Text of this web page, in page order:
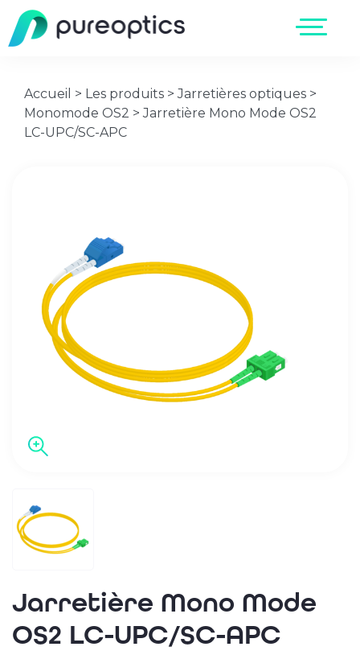
Accueil > Les produits >Jarretières optiques >
Monomode OS2 >Jarretière Mono Mode OS2
LC-UPC/SC-APC
Jarretière Mono Mode
OS2 LC-UPC/SC-APC